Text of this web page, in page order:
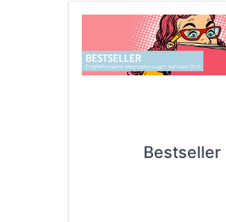
Bestseller